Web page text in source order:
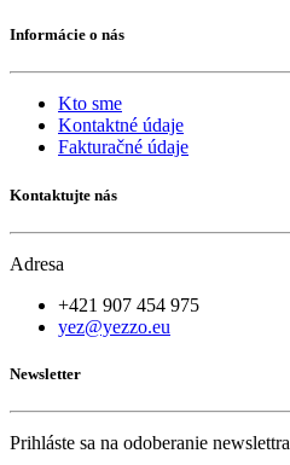
Informácie o nás
Kto sme
Kontaktné údaje
Fakturačné údaje
Kontaktujte nás
Adresa
+421 907 454 975
yez@yezzo.eu
Newsletter
Prihláste sa na odoberanie newslettra